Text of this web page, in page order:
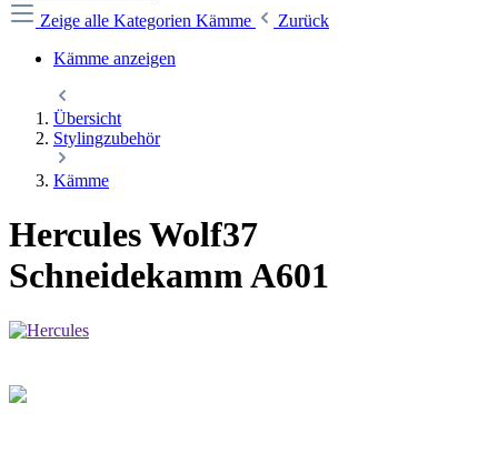
Zeige alle Kategorien Kämme
Zurück
Kämme anzeigen
Übersicht
Stylingzubehör
Kämme
Hercules Wolf37
Schneidekamm A601